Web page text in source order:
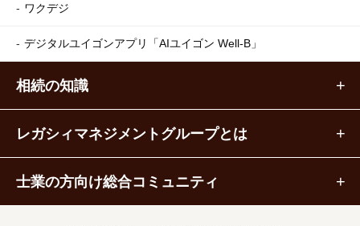
ワクデジ
デジタルユイゴンアプリ 「AIユイゴン Well-B」
相続の知識
レガシィマネジメントグループとは
士業の方向け総合コミュニティ